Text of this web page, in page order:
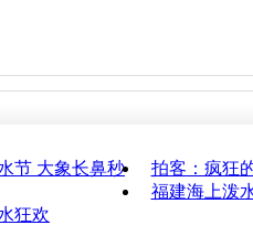
节 大象长鼻秒
拍客：疯狂
福建海上泼
狂欢